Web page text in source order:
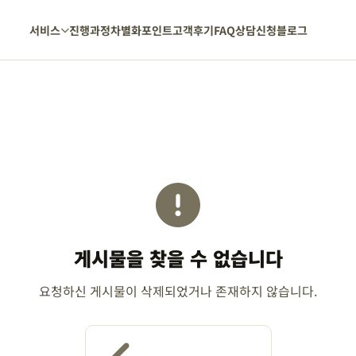
서비스 진행과정차별화포인트고객후기FAQ상담신청블로그
게시물을 찾을 수 없습니다
요청하신 게시물이 삭제되었거나 존재하지 않습니다.